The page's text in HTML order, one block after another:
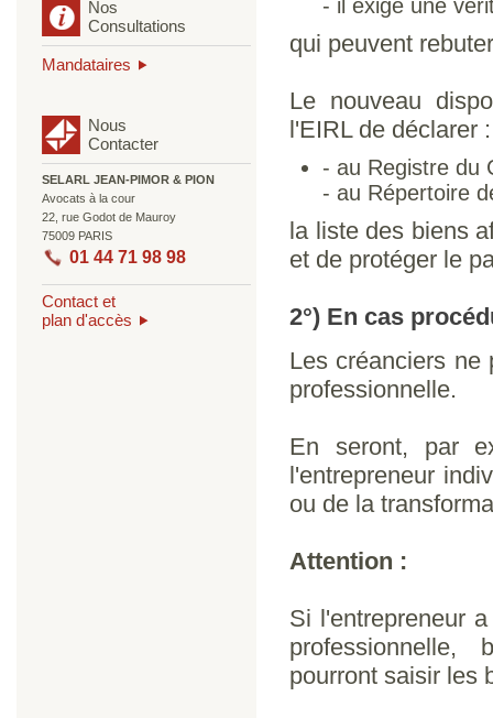
Nos
Consultations
Mandataires
Nous
Contacter
SELARL JEAN-PIMOR & PION
Avocats à la cour
22, rue Godot de Mauroy
75009 PARIS
01 44 71 98 98
Contact et
plan d'accès
- il exige une
qui peuvent
Le nouveau
l'EIRL de déclarer :
- au Registre du
- au Répertoire
la liste des biens
et de protéger le
2°) En cas
Les créanciers ne
professionnelle.
En seront, par
l'entrepreneur
ou de la
Attention :
Si l'entrepreneur
professionnelle,
pourront saisir les